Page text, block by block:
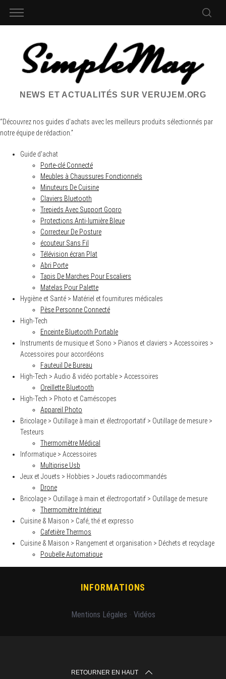
NEWS ET ACTUALITÉS SUR VERUJEM.ORG
“Découvrez nos guides d’achats avec les meilleurs produits sélectionnés par
notre équipe de rédaction.”
Guide d'achat
Porte-clé Connecté
Meubles à Chaussures Fonctionnels
Minuteurs De Cuisine
Claviers Bluetooth
Trepieds Avec Support Gopro
Protections Anti-lumière Bleue
Correcteur De Posture
écouteur Sans Fil
Télévision écran Plat
Abri Porte
Tapis De Marches Pour Escaliers
Matelas Pour Palette
Hygiène et Santé > Matériel et fournitures médicales
Pèse Personne Connecté
High-Tech
Enceinte Bluetooth Portable
Instruments de musique et Sono > Pianos et claviers > Accessoires >
Accessoires pour accordéons
Fauteuil De Bureau
High-Tech > Audio & vidéo portable > Accessoires
Oreillette Bluetooth
High-Tech > Photo et Caméscopes
Appareil Photo
Bricolage > Outillage à main et électroportatif > Outillage de mesure >
Testeurs
Thermomètre Médical
Informatique > Accessoires
Multiprise Usb
Jeux et Jouets > Hobbies > Jouets radiocommandés
Drone
Bricolage > Outillage à main et électroportatif > Outillage de mesure
Thermomètre Intérieur
Cuisine & Maison > Café, thé et expresso
Cafetière Thermos
Cuisine & Maison > Rangement et organisation > Déchets et recyclage
Poubelle Automatique
INFORMATIONS
Mentions Légales Vidéos
RETOURNER EN HAUT
e
r
h
f
o